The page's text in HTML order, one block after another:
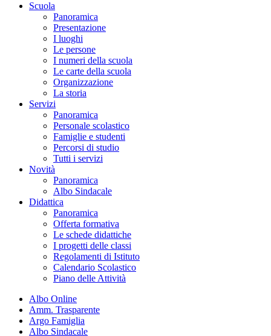
Scuola
Panoramica
Presentazione
I luoghi
Le persone
I numeri della scuola
Le carte della scuola
Organizzazione
La storia
Servizi
Panoramica
Personale scolastico
Famiglie e studenti
Percorsi di studio
Tutti i servizi
Novità
Panoramica
Albo Sindacale
Didattica
Panoramica
Offerta formativa
Le schede didattiche
I progetti delle classi
Regolamenti di Istituto
Calendario Scolastico
Piano delle Attività
Albo Online
Amm. Trasparente
Argo Famiglia
Albo Sindacale